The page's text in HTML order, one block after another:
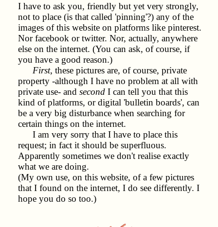
I have to ask you, friendly but yet very strongly,
not to place (is that called 'pinning'?) any of the
images of this website on platforms like pinterest.
Nor facebook or twitter. Nor, actually, anywhere
else on the internet. (You can ask, of course, if
you have a good reason.)
First, these pictures are, of course, private
property -although I have no problem at all with
private use- and second I can tell you that this
kind of platforms, or digital 'bulletin boards', can
be a very big disturbance when searching for
certain things on the internet.
I am very sorry that I have to place this
request; in fact it should be superfluous.
Apparently sometimes we don't realise exactly
what we are doing.
(My own use, on this website, of a few pictures
that I found on the internet, I do see differently. I
hope you do so too.)